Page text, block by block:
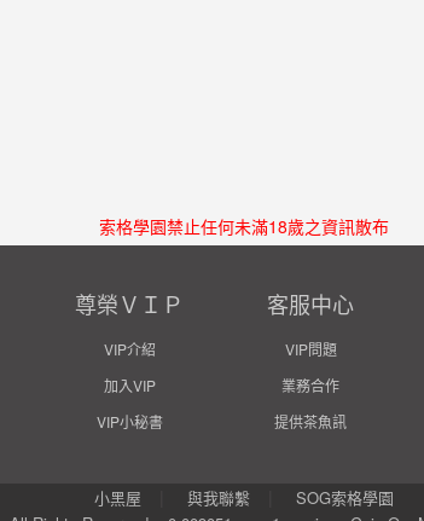
索格學園禁止任何未滿18歲之資訊散布
尊榮ＶＩＰ
VIP介紹
加入VIP
VIP小秘書
客服中心
VIP問題
業務合作
提供茶魚訊
小黑屋 與我聯繫
SOG索格學園